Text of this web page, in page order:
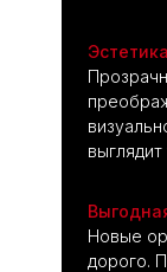
Новые
дорого.
Любые
оплаты
Оплата ремонта
расчетный счет